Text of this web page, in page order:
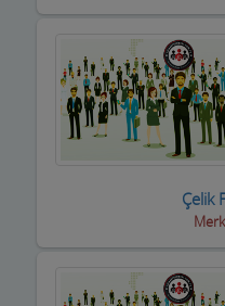
Hububatçılar
Hurdacılar
iç Giyim ve Mayo
inşaat Malzemeleri
Çelik